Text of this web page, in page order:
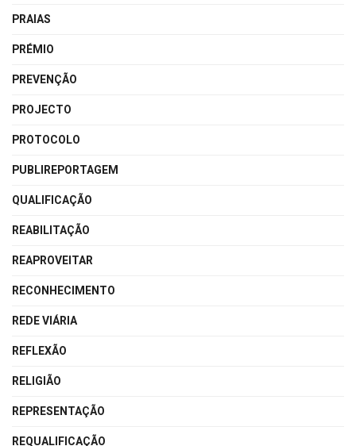
PRAIAS
PRÉMIO
PREVENÇÃO
PROJECTO
PROTOCOLO
PUBLIREPORTAGEM
QUALIFICAÇÃO
REABILITAÇÃO
REAPROVEITAR
RECONHECIMENTO
REDE VIÁRIA
REFLEXÃO
RELIGIÃO
REPRESENTAÇÃO
REQUALIFICAÇÃO